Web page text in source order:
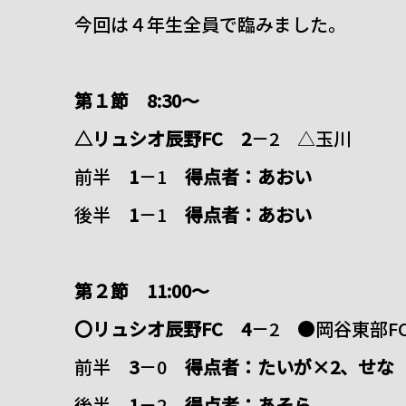
今回は４年生全員で臨みました。
第１節 8:30～
△リュシオ辰野FC 2－2 △玉川
前半 1－1 得点者：あおい
後半 1－1 得点者：あおい
第２節 11:00～
〇リュシオ辰野FC 4－2 ●岡谷東部
前半 3－0 得点者：たいが×2、せな